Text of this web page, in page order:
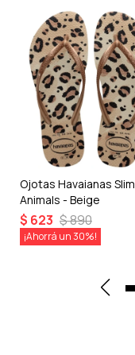
Ojotas Havaianas Slim
Animals - Beige
$ 623 $890
30